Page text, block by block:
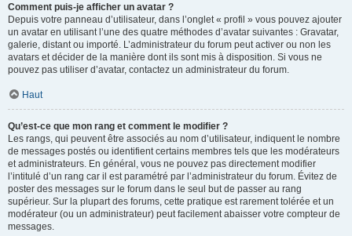
Comment puis-je afficher un avatar ?
Depuis votre panneau d’utilisateur, dans l’onglet « profil » vous pouvez ajouter
un avatar en utilisant l’une des quatre méthodes d’avatar suivantes : Gravatar,
galerie, distant ou importé. L’administrateur du forum peut activer ou non les
avatars et décider de la manière dont ils sont mis à disposition. Si vous ne
pouvez pas utiliser d’avatar, contactez un administrateur du forum.
Haut
Qu’est-ce que mon rang et comment le modifier ?
Les rangs, qui peuvent être associés au nom d’utilisateur, indiquent le nombre
de messages postés ou identifient certains membres tels que les modérateurs
et administrateurs. En général, vous ne pouvez pas directement modifier
l’intitulé d’un rang car il est paramétré par l’administrateur du forum. Évitez de
poster des messages sur le forum dans le seul but de passer au rang
supérieur. Sur la plupart des forums, cette pratique est rarement tolérée et un
modérateur (ou un administrateur) peut facilement abaisser votre compteur de
messages.